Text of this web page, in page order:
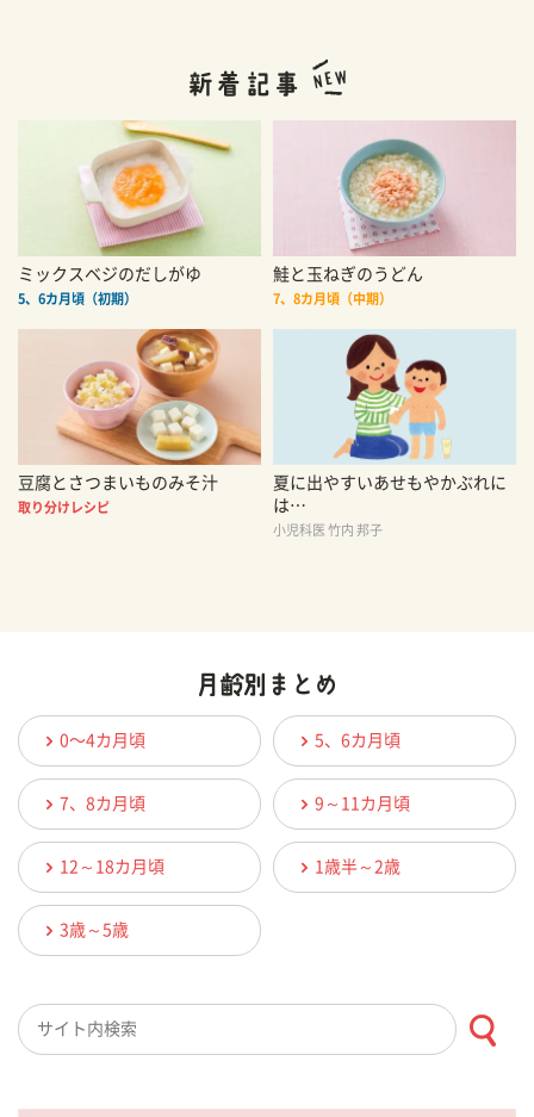
ミックスベジのだしがゆ
5、6カ月頃（初期）
鮭と玉ねぎのうどん
7、8カ月頃（中期）
豆腐とさつまいものみそ汁
取り分けレシピ
夏に出やすいあせもやかぶれに
は…
小児科医 竹内 邦子
0〜4カ月頃 5、6カ月頃
7、8カ月頃 9～11カ月頃
12～18カ月頃 1歳半～2歳
3歳～5歳
検索キーワード入力